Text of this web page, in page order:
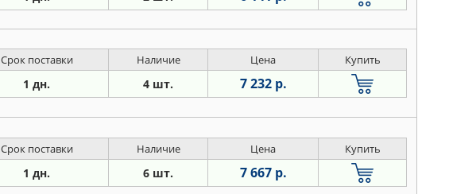
Срок поставки Наличие Цена Купить
1 дн. 4 шт. 7 232 р.
Срок поставки Наличие Цена Купить
1 дн. 6 шт. 7 667 р.